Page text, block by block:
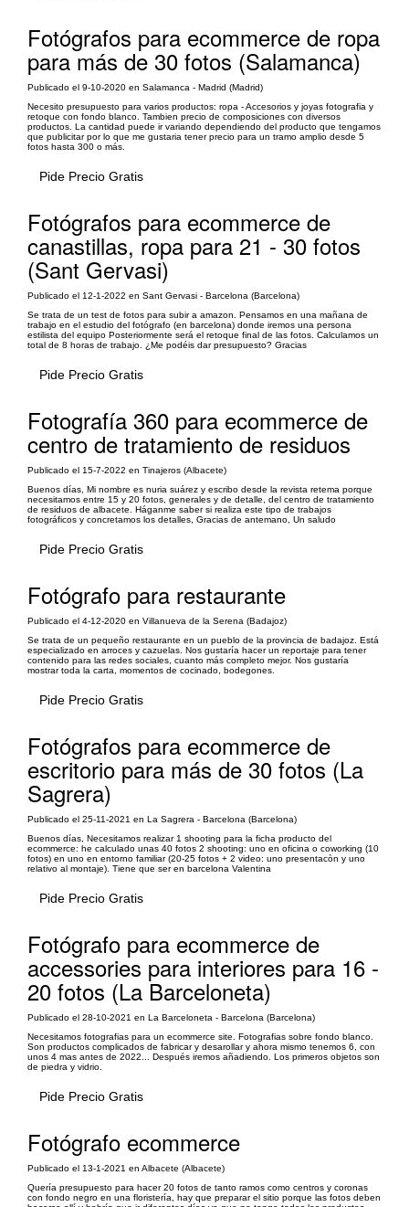
Fotógrafos para ecommerce de ropa
para más de 30 fotos (Salamanca)
Publicado el 9-10-2020 en Salamanca - Madrid (Madrid)
Necesito presupuesto para varios productos: ropa - Accesorios y joyas fotografia y
retoque con fondo blanco. Tambien precio de composiciones con diversos
productos. La cantidad puede ir variando dependiendo del producto que tengamos
que publicitar por lo que me gustaria tener precio para un tramo amplio desde 5
fotos hasta 300 o más.
Pide Precio Gratis
Fotógrafos para ecommerce de
canastillas, ropa para 21 - 30 fotos
(Sant Gervasi)
Publicado el 12-1-2022 en Sant Gervasi - Barcelona (Barcelona)
Se trata de un test de fotos para subir a amazon. Pensamos en una mañana de
trabajo en el estudio del fotógrafo (en barcelona) donde iremos una persona
estilista del equipo Posteriormente será el retoque final de las fotos. Calculamos un
total de 8 horas de trabajo. ¿Me podéis dar presupuesto? Gracias
Pide Precio Gratis
Fotografía 360 para ecommerce de
centro de tratamiento de residuos
Publicado el 15-7-2022 en Tinajeros (Albacete)
Buenos días, Mi nombre es nuria suárez y escribo desde la revista retema porque
necesitamos entre 15 y 20 fotos, generales y de detalle, del centro de tratamiento
de residuos de albacete. Háganme saber si realiza este tipo de trabajos
fotográficos y concretamos los detalles, Gracias de antemano, Un saludo
Pide Precio Gratis
Fotógrafo para restaurante
Publicado el 4-12-2020 en Villanueva de la Serena (Badajoz)
Se trata de un pequeño restaurante en un pueblo de la provincia de badajoz. Está
especializado en arroces y cazuelas. Nos gustaría hacer un reportaje para tener
contenido para las redes sociales, cuanto más completo mejor. Nos gustaría
mostrar toda la carta, momentos de cocinado, bodegones.
Pide Precio Gratis
Fotógrafos para ecommerce de
escritorio para más de 30 fotos (La
Sagrera)
Publicado el 25-11-2021 en La Sagrera - Barcelona (Barcelona)
Buenos días, Necesitamos realizar 1 shooting para la ficha producto del
ecommerce: he calculado unas 40 fotos 2 shooting: uno en oficina o coworking (10
fotos) en uno en entorno familiar (20-25 fotos + 2 video: uno presentacòn y uno
relativo al montaje). Tiene que ser en barcelona Valentina
Pide Precio Gratis
Fotógrafo para ecommerce de
accessories para interiores para 16 -
20 fotos (La Barceloneta)
Publicado el 28-10-2021 en La Barceloneta - Barcelona (Barcelona)
Necesitamos fotografias para un ecommerce site. Fotografias sobre fondo blanco.
Son productos complicados de fabricar y desarollar y ahora mismo tenemos 6, con
unos 4 mas antes de 2022... Después iremos añadiendo. Los primeros objetos son
de piedra y vidrio.
Pide Precio Gratis
Fotógrafo ecommerce
Publicado el 13-1-2021 en Albacete (Albacete)
Quería presupuesto para hacer 20 fotos de tanto ramos como centros y coronas
con fondo negro en una floristería, hay que preparar el sitio porque las fotos deben